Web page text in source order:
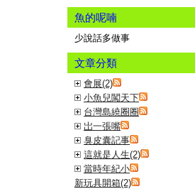
魚的呢喃
少說話多做事
文章分類
會展(2)
小魚兒闖天下
台灣島繞圈圈
岀一張嘴
臭皮囊記事
這就是人生(2)
當時年紀小
新玩具開箱(2)